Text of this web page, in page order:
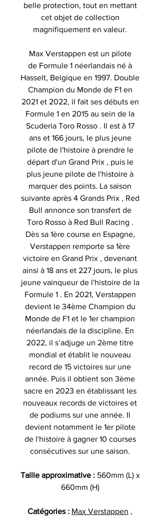
belle protection, tout en mettant
cet objet de collection
magnifiquement en valeur.
Max Verstappen est un pilote
de Formule 1 néerlandais né à
Hasselt, Belgique en 1997. Double
Champion du Monde de F1 en
2021 et 2022, il fait ses débuts en
Formule 1 en 2015 au sein de la
Scuderia Toro Rosso . Il est à 17
ans et 166 jours, le plus jeune
pilote de l'histoire à prendre le
départ d'un Grand Prix , puis le
plus jeune pilote de l'histoire à
marquer des points. La saison
suivante après 4 Grands Prix , Red
Bull annonce son transfert de
Toro Rosso à Red Bull Racing .
Dès sa 1ère course en Espagne,
Verstappen remporte sa 1ère
victoire en Grand Prix , devenant
ainsi à 18 ans et 227 jours, le plus
jeune vainqueur de l'histoire de la
Formule 1 . En 2021, Verstappen
devient le 34ème Champion du
Monde de F1 et le 1er champion
néerlandais de la discipline. En
2022, il s’adjuge un 2ème titre
mondial et établit le nouveau
record de 15 victoires sur une
année. Puis il obtient son 3ème
sacre en 2023 en établissant les
nouveaux records de victoires et
de podiums sur une année. Il
devient notamment le 1er pilote
de l'histoire à gagner 10 courses
consécutives sur une saison.
Taille approximative : 560mm (L) x
660mm (H)
Catégories : Max Verstappen ,